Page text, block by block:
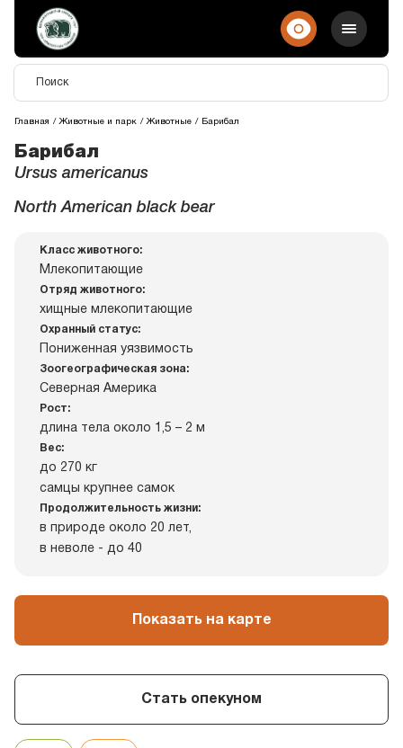
Главная Животные и парк Животные Барибал
Барибал
Ursus americanus
North American black bear
Класс животного:
Млекопитающие
Отряд животного:
хищные млекопитающие
Охранный статус:
Пониженная уязвимость
Зоогеографическая зона:
Северная Америка
Рост:
длина тела около 1,5 – 2 м
Вес:
до 270 кг
самцы крупнее самок
Продолжительность жизни:
в природе около 20 лет,
в неволе - до 40
Показать на карте
Стать опекуном